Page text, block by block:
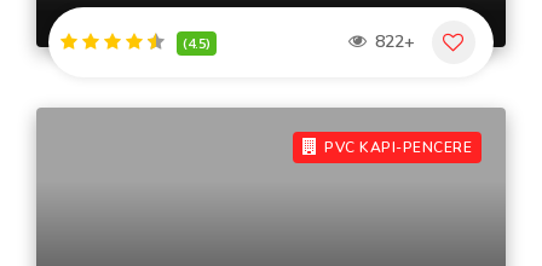
(4.5) 822+
PVC KAPI-PENCERE